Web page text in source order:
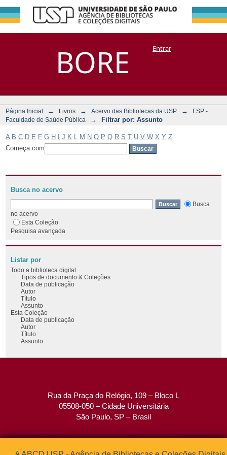
BORE
Filtrar por:
Assunto
DSpace/Manakin + CoriscoEntrar
Página Inicial → Livros → Acervo das Bibliotecas da USP →
FSP -
Faculdade de Saúde Pública
→ Filtrar por: Assunto
A B C D E F G H J K M N O P Q R S T U V W X Y Z
Começa com
Busca no acervo
Busca
no acervo
Esta Coleção
Pesquisa avançada
Listar por
Todo a biblioteca digital
Tipos de documento & Coleções
Data de publicação
Autor
Título
Assunto
Esta Coleção
Data de publicação
Autor
Título
Assunto
Rua da Praça do Relógio, 109 – Bloco L
05508-050 – Cidade Universitária
São Paulo, SP – Brasil
Tel: (0xx11) 3091-4195 / (0xx11) 3091-1541
Fax: (0xx11) 3091-1567